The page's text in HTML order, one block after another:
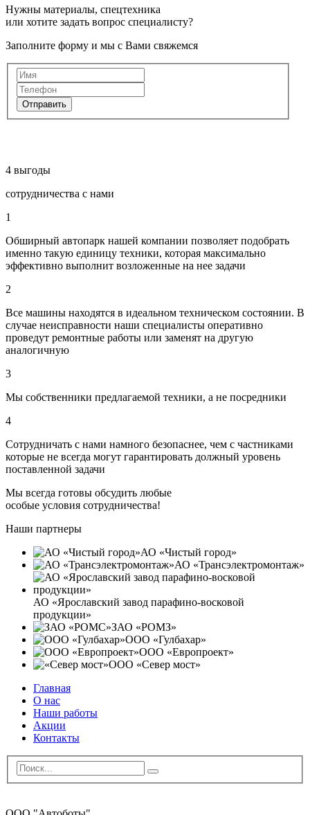
Нужны материалы, спецтехника
или хотите задать вопрос специалисту?
Заполните форму и мы с Вами свяжемся
Отправить
4 выгоды
сотрудничества с нами
1
Обширный автопарк нашей компании позволяет подобрать
именно такую единицу техники, которая максимально
эффективно выполнит возложенные на нее задачи
2
Все машины находятся в идеальном техническом состоянии. В
случае неисправности наши специалисты оперативно
проведут ремонтные работы или заменят на другую
аналогичную
3
Мы собственники предлагаемой техники, а не посредники
4
Сотрудничать с нами намного безопаснее, чем с частниками
которые не всегда могут гарантировать должный уровень
поставленной задачи
Мы всегда готовы обсудить любые
особые условия сотрудничества!
Наши партнеры
АО «Чистый город»
АО «Трансэлектромонтаж»
АО «Ярославский завод парафино-восковой
продукции»
ЗАО «РОМЗ»
ООО «Гулбахар»
ООО «Европроект»
ООО «Север мост»
Главная
О нас
Наши работы
Акции
Контакты